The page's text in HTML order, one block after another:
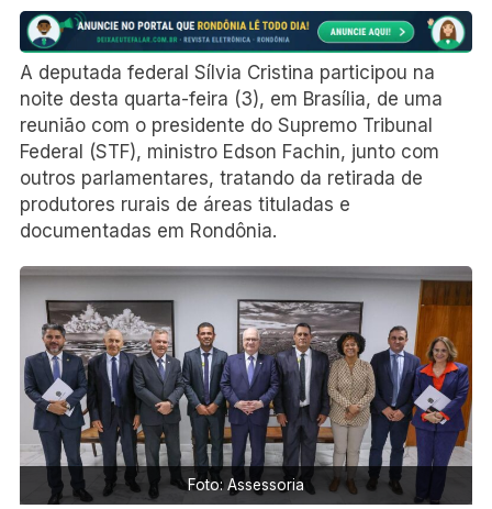
A deputada federal Sílvia Cristina participou na
noite desta quarta-feira (3), em Brasília, de uma
reunião com o presidente do Supremo Tribunal
Federal (STF), ministro Edson Fachin, junto com
outros parlamentares, tratando da retirada de
produtores rurais de áreas tituladas e
documentadas em Rondônia.
Foto: Assessoria